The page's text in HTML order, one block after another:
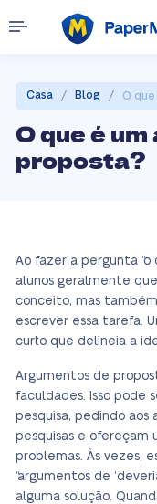
Casa / Blog / O
O que é
proposta?
Ao fazer a pergunta
alunos geralmente
conceito, mas
escrever essa tarefa.
curto que delineia a
Argumentos de
faculdades. Isso pode
pesquisa, pedindo aos
pesquisas e ofereçam
problemas. Às vezes,
“argumentos de
alguma solução.